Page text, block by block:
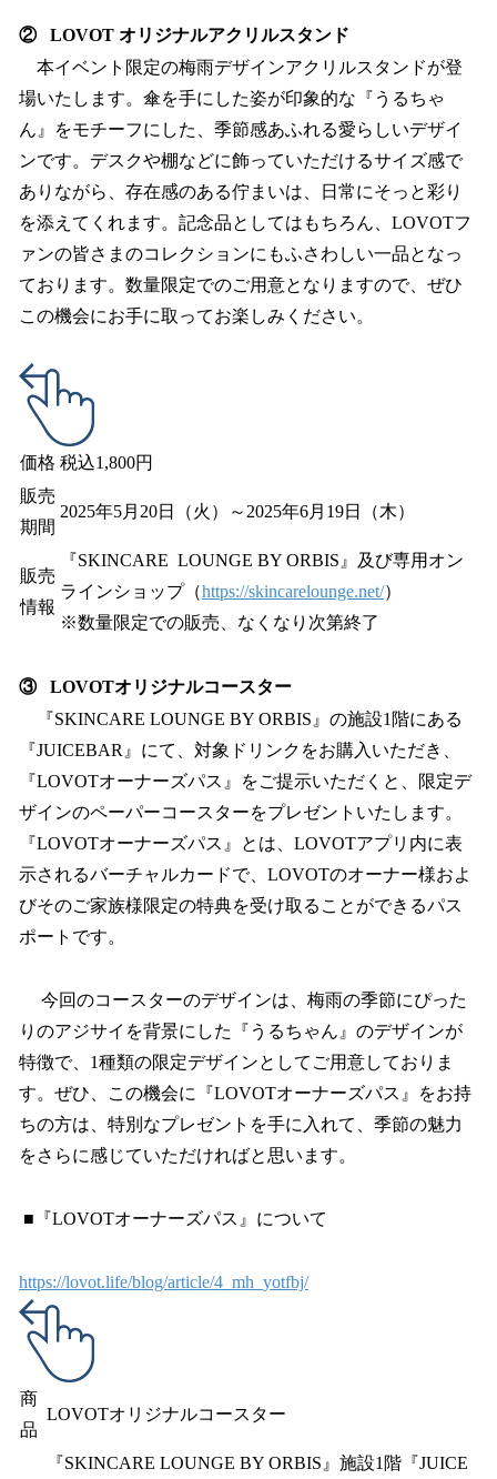
② LOVOT オリジナルアクリルスタンド
本イベント限定の梅雨デザインアクリルスタンドが登
場いたします。傘を手にした姿が印象的な『うるちゃ
ん』をモチーフにした、季節感あふれる愛らしいデザイ
ンです。デスクや棚などに飾っていただけるサイズ感で
ありながら、存在感のある佇まいは、日常にそっと彩り
を添えてくれます。記念品としてはもちろん、LOVOTフ
ァンの皆さまのコレクションにもふさわしい一品となっ
ております。数量限定でのご用意となりますので、ぜひ
この機会にお手に取ってお楽しみください。
価格 税込1,800円
販売
期間
2025年5月20日（火）～2025年6月19日（木）
販売
情報
『SKINCARE LOUNGE BY ORBIS』及び専用オン
ラインショップ（https://skincarelounge.net/）
※数量限定での販売、なくなり次第終了
③ LOVOTオリジナルコースター
『SKINCARE LOUNGE BY ORBIS』の施設1階にある
『JUICEBAR』にて、対象ドリンクをお購入いただき、
『LOVOTオーナーズパス』をご提示いただくと、限定デ
ザインのペーパーコースターをプレゼントいたします。
『LOVOTオーナーズパス』とは、LOVOTアプリ内に表
示されるバーチャルカードで、LOVOTのオーナー様およ
びそのご家族様限定の特典を受け取ることができるパス
ポートです。
今回のコースターのデザインは、梅雨の季節にぴった
りのアジサイを背景にした『うるちゃん』のデザインが
特徴で、1種類の限定デザインとしてご用意しておりま
す。ぜひ、この機会に『LOVOTオーナーズパス』をお持
ちの方は、特別なプレゼントを手に入れて、季節の魅力
をさらに感じていただければと思います。
■『LOVOTオーナーズパス』について
https://lovot.life/blog/article/4_mh_yotfbj/
商
品
LOVOTオリジナルコースター
『SKINCARE LOUNGE BY ORBIS』施設1階『JUICE